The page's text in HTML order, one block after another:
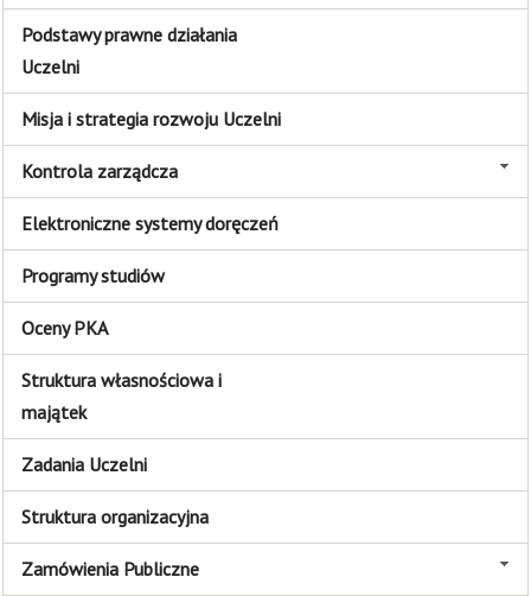
Podstawy prawne działania
Uczelni
Misja i strategia rozwoju Uczelni
Kontrola zarządcza
Elektroniczne systemy doręczeń
Programy studiów
Oceny PKA
Struktura własnościowa i
majątek
Zadania Uczelni
Struktura organizacyjna
Zamówienia Publiczne